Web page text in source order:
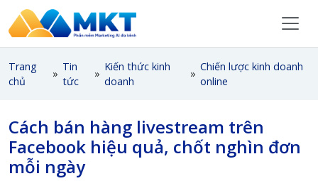
Trang
chủ
»
Tin
tức
»
Kiến thức kinh
doanh
»
Chiến lược kinh doanh
online
Cách bán hàng livestream trên
Facebook hiệu quả, chốt nghìn đơn
mỗi ngày